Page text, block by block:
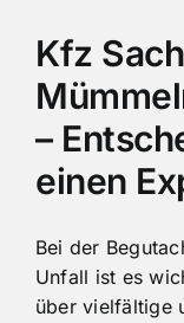
Kfz
–
einen
Bei der
Unfall ist es
über vielfältige